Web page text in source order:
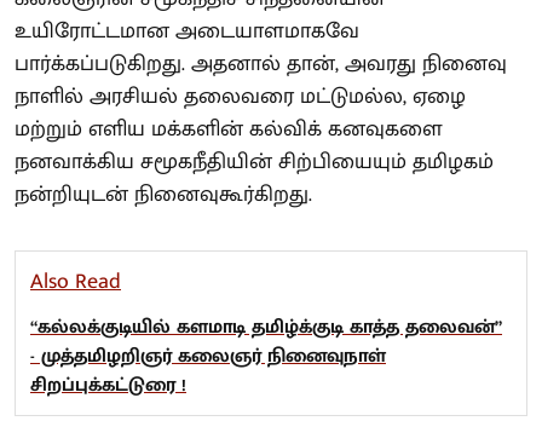
உயிரோட்டமான அடையாளமாகவே
பார்க்கப்படுகிறது. அதனால் தான், அவரது நினைவு
நாளில் அரசியல் தலைவரை மட்டுமல்ல, ஏழை
மற்றும் எளிய மக்களின் கல்விக் கனவுகளை
நனவாக்கிய சமூகநீதியின் சிற்பியையும் தமிழகம்
நன்றியுடன் நினைவுகூர்கிறது.
Also Read
“கல்லக்குடியில் களமாடி தமிழ்க்குடி காத்த தலைவன்”
- முத்தமிழறிஞர் கலைஞர் நினைவுநாள்
சிறப்புக்கட்டுரை !